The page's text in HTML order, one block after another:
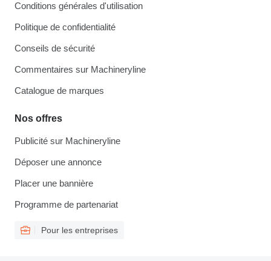
Conditions générales d'utilisation
Politique de confidentialité
Conseils de sécurité
Commentaires sur Machineryline
Catalogue de marques
Nos offres
Publicité sur Machineryline
Déposer une annonce
Placer une bannière
Programme de partenariat
Pour les entreprises